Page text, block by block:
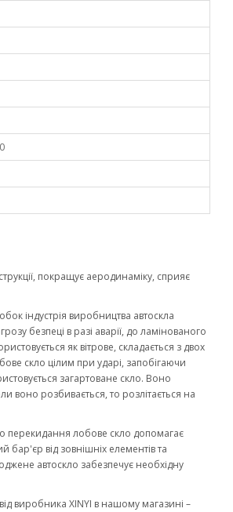
покращує аеродинаміку, сприяє
індустрія виробництва автоскла
безпеці в разі аварії, до ламінованого
як вітрове, складається з двох
скло цілим при ударі, запобігаючи
загартоване скло. Воно
воно розбивається, то розлітається на
перекидання лобове скло допомагає
бар'єр від зовнішніх елементів та
автоскло забезпечує необхідну
виробника XINYI в нашому магазині –